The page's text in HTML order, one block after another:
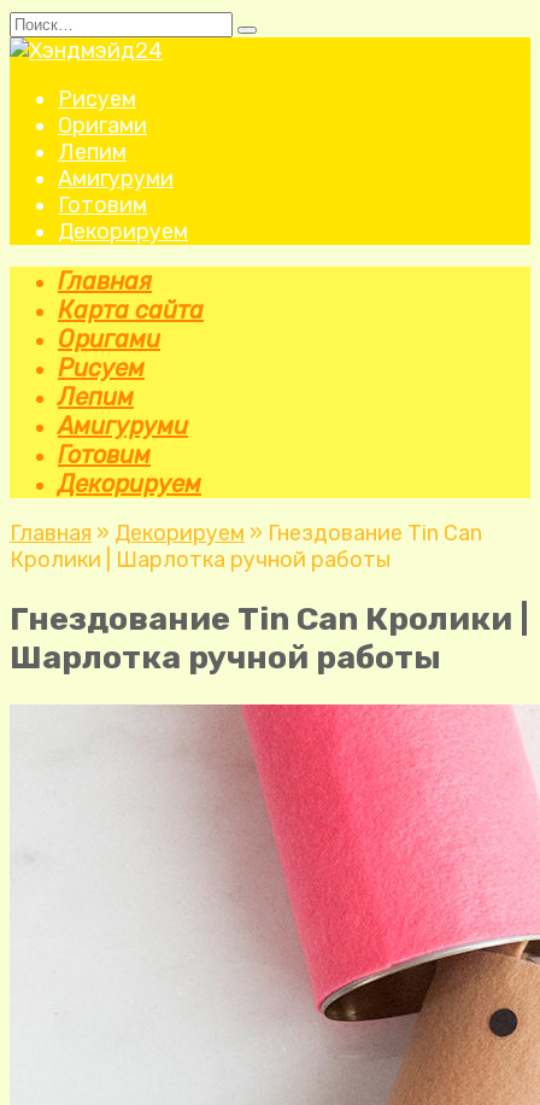
Перейти
к
Search
for:
Рисуем
Оригами
Лепим
Амигуруми
Готовим
Декорируем
Главная
Карта сайта
Оригами
Рисуем
Лепим
Амигуруми
Готовим
Декорируем
Главная » Декорируем » Гнездование Tin Can
Кролики | Шарлотка ручной работы
Гнездование Tin Can Кролики |
Шарлотка ручной работы